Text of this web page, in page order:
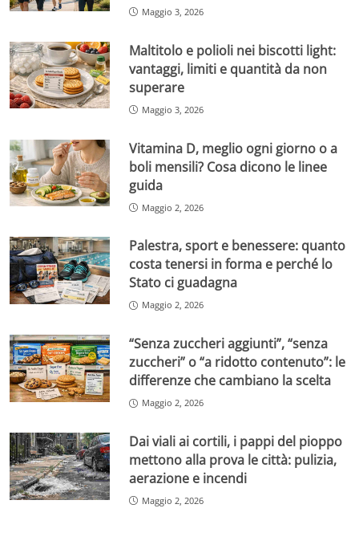
Maggio 3, 2026
Maltitolo e polioli nei biscotti light:
vantaggi, limiti e quantità da non
superare
Maggio 3, 2026
Vitamina D, meglio ogni giorno o a
boli mensili? Cosa dicono le linee
guida
Maggio 2, 2026
Palestra, sport e benessere: quanto
costa tenersi in forma e perché lo
Stato ci guadagna
Maggio 2, 2026
“Senza zuccheri aggiunti”, “senza
zuccheri” o “a ridotto contenuto”: le
differenze che cambiano la scelta
Maggio 2, 2026
Dai viali ai cortili, i pappi del pioppo
mettono alla prova le città: pulizia,
aerazione e incendi
Maggio 2, 2026